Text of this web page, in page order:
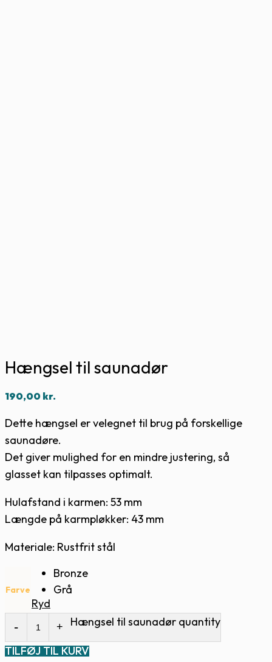
Hængsel til saunadør
190,00 kr.
Dette hængsel er velegnet til brug på forskellige
saunadøre.
Det giver mulighed for en mindre justering, så
glasset kan tilpasses optimalt.
Hulafstand i karmen: 53 mm
Længde på karmpløkker: 43 mm
Materiale: Rustfrit stål
Farve
Bronze
Grå
Ryd
Hængsel til saunadør quantity
TILFØJ TIL KURV